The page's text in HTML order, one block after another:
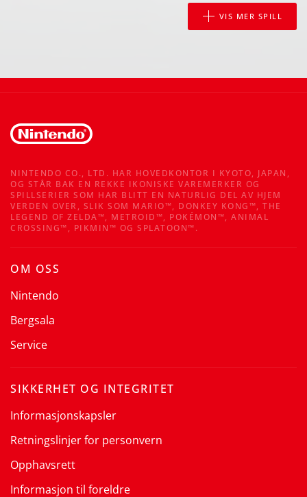
VIS MER SPILL
NINTENDO CO., LTD. HAR HOVEDKONTOR I KYOTO, JAPAN,
OG STÅR BAK EN REKKE IKONISKE VAREMERKER OG
SPILLSERIER SOM HAR BLITT EN NATURLIG DEL AV HJEM
VERDEN OVER, SLIK SOM MARIO™, DONKEY KONG™, THE
LEGEND OF ZELDA™, METROID™, POKÉMON™, ANIMAL
CROSSING™, PIKMIN™ OG SPLATOON™.
OM OSS
Nintendo
Bergsala
Service
SIKKERHET OG INTEGRITET
Informasjonskapsler
Retningslinjer for personvern
Opphavsrett
Informasjon til foreldre